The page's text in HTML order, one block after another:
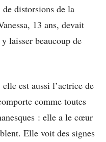
distorsions de la
13 ans, devait
laisser beaucoup de
est aussi l’actrice de
comme toutes
: elle a le cœur
Elle voit des signes